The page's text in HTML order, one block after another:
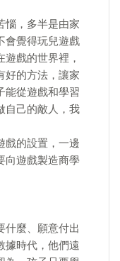
惱，多半是由家
會覺得玩兒遊戲
戲的世界裡，
好的方法，讓家
能從遊戲和學習
自己的敵人，我
戲的設置，一邊
向遊戲製造商學
什麼、願意付出
據時代，他們遠